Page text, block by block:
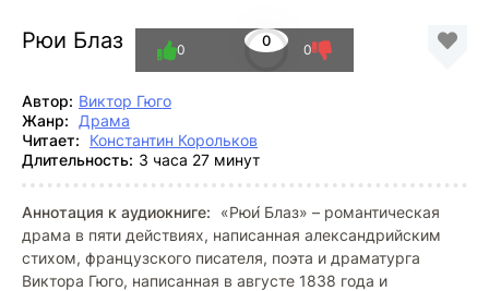
Рюи Блаз 0
0 0
Автор: Виктор Гюго
Жанр:
Драма
Читает:
Константин Корольков
Длительность: 3 часа 27 минут
Аннотация к аудиокниге:
«Рюи́ Блаз» – романтическая
драма в пяти действиях, написанная александрийским
стихом, французского писателя, поэта и драматурга
Виктора Гюго, написанная в августе 1838 года и